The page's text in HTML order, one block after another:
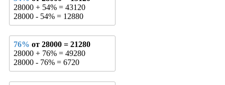
28000 + 54% = 43120
28000 - 54% = 12880
76% от 28000 = 21280
28000 + 76% = 49280
28000 - 76% = 6720